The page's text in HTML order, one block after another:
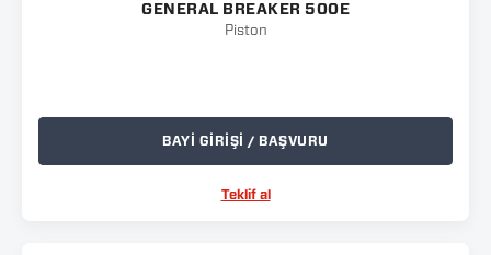
GENERAL BREAKER 500E
Piston
BAYİ GİRİŞİ / BAŞVURU
Teklif al